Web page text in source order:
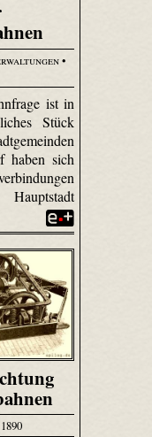
•
ist in
Stück
haben sich